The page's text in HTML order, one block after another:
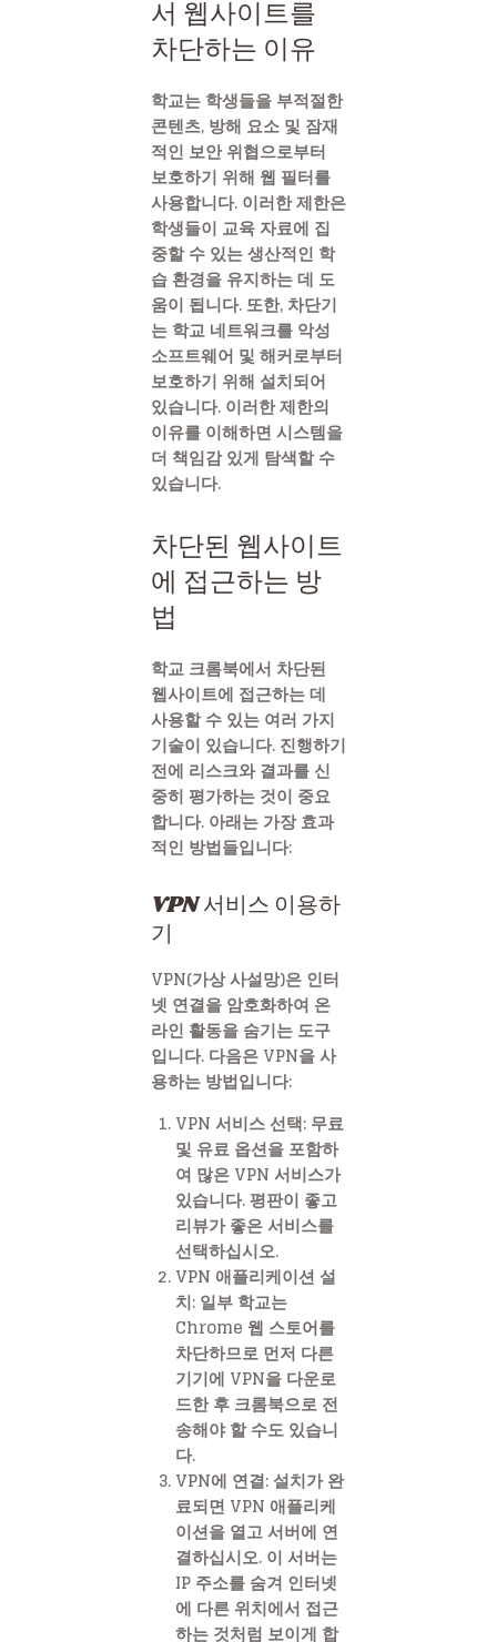
서 웹사이트를
차단하는 이유
학교는 학생들을 부적절한
콘텐츠, 방해 요소 및 잠재
적인 보안 위협으로부터
보호하기 위해 웹 필터를
사용합니다. 이러한 제한은
학생들이 교육 자료에 집
중할 수 있는 생산적인 학
습 환경을 유지하는 데 도
움이 됩니다. 또한, 차단기
는 학교 네트워크를 악성
소프트웨어 및 해커로부터
보호하기 위해 설치되어
있습니다. 이러한 제한의
이유를 이해하면 시스템을
더 책임감 있게 탐색할 수
있습니다.
차단된 웹사이트
에 접근하는 방
법
학교 크롬북에서 차단된
웹사이트에 접근하는 데
사용할 수 있는 여러 가지
기술이 있습니다. 진행하기
전에 리스크와 결과를 신
중히 평가하는 것이 중요
합니다. 아래는 가장 효과
적인 방법들입니다:
VPN 서비스 이용하
기
VPN(가상 사설망)은 인터
넷 연결을 암호화하여 온
라인 활동을 숨기는 도구
입니다. 다음은 VPN을 사
용하는 방법입니다:
VPN 서비스 선택: 무료
및 유료 옵션을 포함하
여 많은 VPN 서비스가
있습니다. 평판이 좋고
리뷰가 좋은 서비스를
선택하십시오.
VPN 애플리케이션 설
치: 일부 학교는
Chrome 웹 스토어를
차단하므로 먼저 다른
기기에 VPN을 다운로
드한 후 크롬북으로 전
송해야 할 수도 있습니
다.
VPN에 연결: 설치가 완
료되면 VPN 애플리케
이션을 열고 서버에 연
결하십시오. 이 서버는
IP 주소를 숨겨 인터넷
에 다른 위치에서 접근
하는 것처럼 보이게 합